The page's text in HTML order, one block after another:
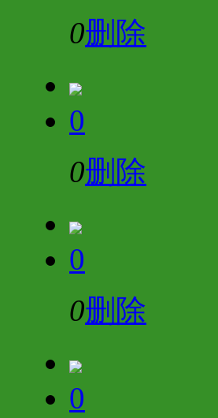
0删除
0
0删除
0
0删除
0